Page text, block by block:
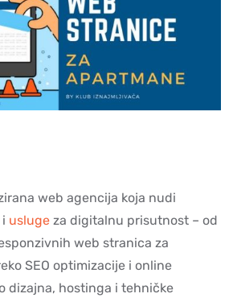
web agencija koja nudi
usluge za digitalnu prisutnost – od
web stranica za
SEO optimizacije i online
dizajna, hostinga i tehničke